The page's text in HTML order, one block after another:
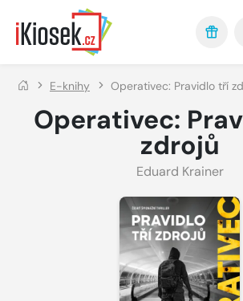
Přejít na hlavní obsah
E-knihy Operativec: Pravidlo tří
Operativec:
zdrojů
Eduard Krainer